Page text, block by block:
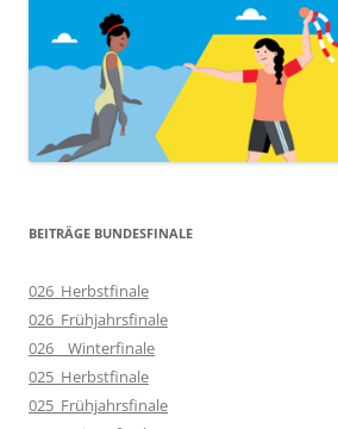
BEITRÄGE BUNDESFINALE
026_Herbstfinale
026_Frühjahrsfinale
026__Winterfinale
025_Herbstfinale
025_Frühjahrsfinale